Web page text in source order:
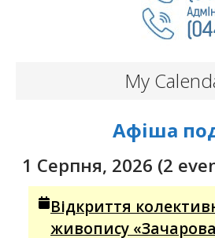
My
Афіша
1 Серпня, 2026 (2
Відкриття
живопису